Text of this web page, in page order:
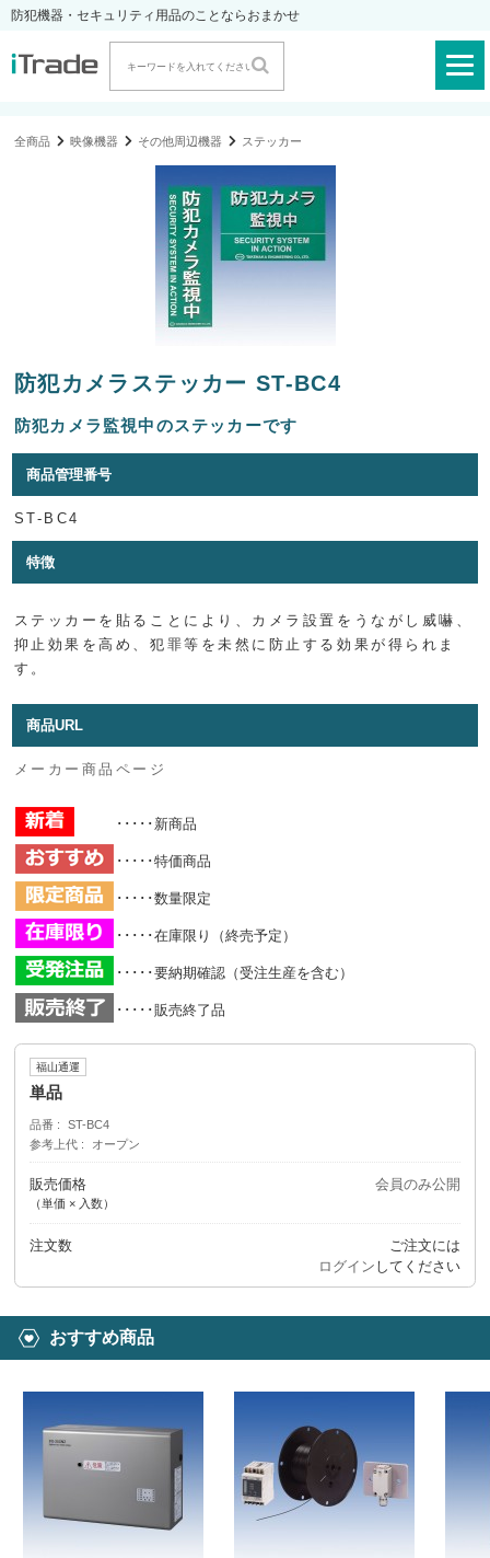
防犯機器・セキュリティ用品のことならおまかせ
全商品 映像機器 その他周辺機器 ステッカー
防犯カメラステッカー ST-BC4
防犯カメラ監視中のステッカーです
商品管理番号
ST-BC4
特徴
ステッカーを貼ることにより、カメラ設置をうながし威嚇、
抑止効果を高め、犯罪等を未然に防止する効果が得られま
す。
商品URL
メーカー商品ページ
･････新商品
･････特価商品
･････数量限定
･････在庫限り（終売予定）
･････要納期確認（受注生産を含む）
･････販売終了品
福山通運
単品
品番
ST-BC4
参考上代
オープン
販売価格
（単価 × 入数）
会員のみ公開
注文数
ご注文には
ログイン してください
おすすめ商品